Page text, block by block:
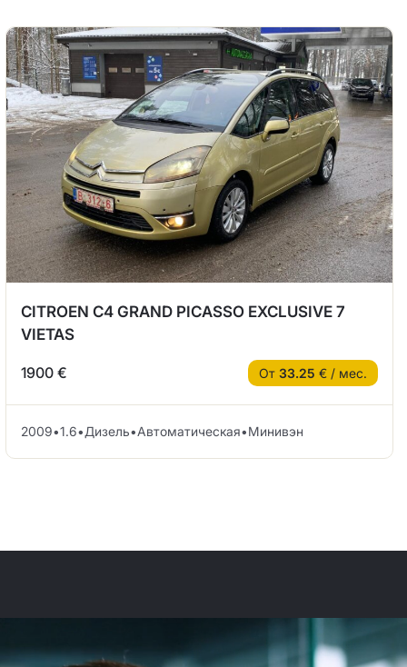
CITROEN C4 GRAND PICASSO EXCLUSIVE 7
VIETAS
1900 € От 33.25 € / мес.
2009•1.6•Дизель•Автоматическая•Минивэн